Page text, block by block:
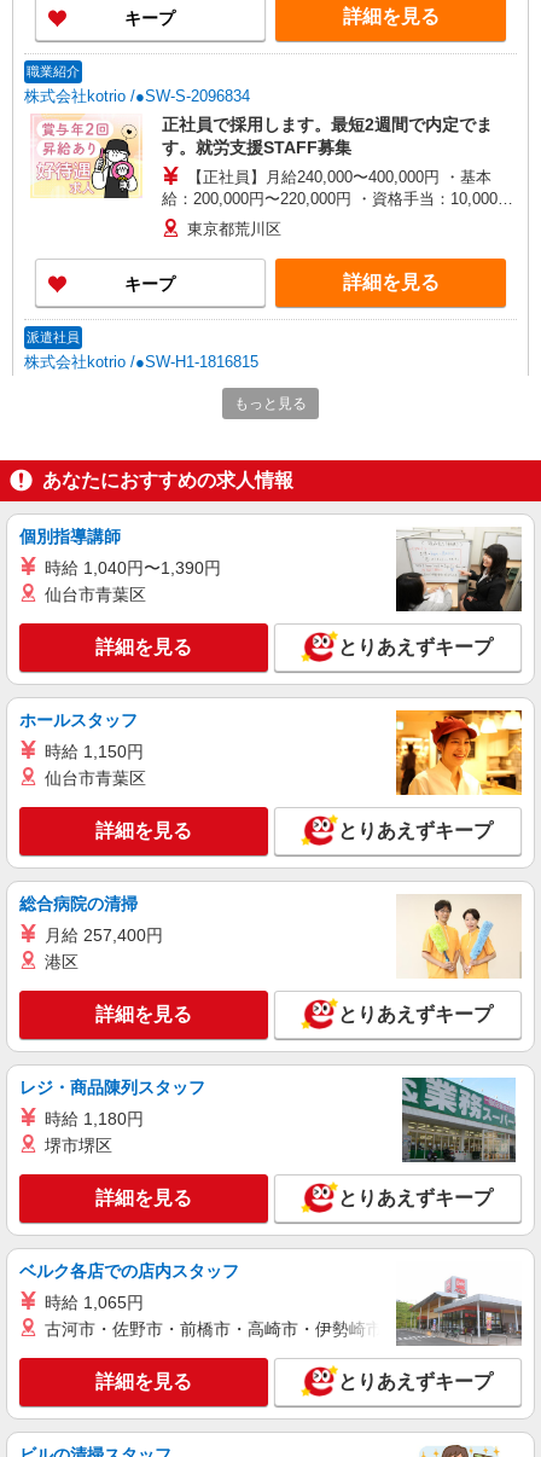
は除く） ◎賞与：基本給2.08ヶ月分/年支給 ◎残
業時は別途時間外手当支給（超過1分〜）
キープ 詳細を見る
職業紹介
株式会社kotrio /●SW-S-2096834
正社員で採用します。最短2週間で内定でま
す。就労支援STAFF募集
【正社員】月給240,000〜400,000円 ・基本
給：200,000円〜220,000円 ・資格手当：10,000〜
30,000円 ・役職手当：10,000〜70,000円 ・処遇改
善手当：20,000〜60,000円（勤続年数、保有資格
により変動） ・固定残業手当：20,000円（10時
間） ※固定残業時間を超過する場合には超過勤務
手当として別途支給 ・夜勤手当：10,000円/1回
歓迎 ・認知症介護基礎研修 ・初任者研修 ・実務
者研修 ・介護福祉士 など
東京都荒川区
キープ 詳細を見る
派遣社員
株式会社kotrio /●SW-H1-1816815
障がい者デイで送迎、見守りなど★日暮里駅★
運転できる方急募
通費全支給(ガソリン代含む)＞
荒川区 ★面接なし
詳細を見る
アルバイト パート
ケアハウス西尾久/1380000045-010
介護職員（ヘルパー）（役職なし）
時給1,300円
キープ 詳細を見る
株式会社kotrio /●SW-H1-2103233
田端駅◎負担少なめの障がい者支援員★社会活
時給1650円〜2312円 ＜日払い有/週払い有/交
キープ 詳細を見る
派遣社員
株式会社kotrio /●SW-H1-2115038
西日暮里駅⇒キレイな病院で介護補助/事務作
時給1650円〜2312円 ＜日払い有/週払い有/交
通費全支給(ガソリン代含む)＞
荒川区 ほか区内多数
キープ 詳細を見る
職業紹介
株式会社kotrio /●SW-S-2098301
≪町屋駅≫高月給25万円〜＋賞与｜住宅型有
料老人ホームSTAFF
もっと見る
あなたにおすすめの求人情報
個別指導講師
時給 1,040円〜1,390円
仙台市青葉区
詳細を見る とりあえずキープ
ホールスタッフ
時給 1,150円
仙台市青葉区
詳細を見る とりあえずキープ
総合病院の清掃
月給 257,400円
港区
詳細を見る とりあえずキープ
レジ・商品陳列スタッフ
時給 1,180円
堺市堺区
詳細を見る とりあえずキープ
ベルク各店での店内スタッフ
時給 1,065円
古河市・佐野市・前橋市・高崎市・伊勢崎市・太田市・館林市
詳細を見る とりあえずキープ